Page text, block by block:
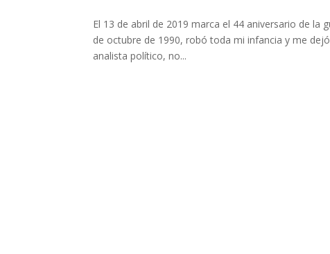
El 13 de abril de 2019 marca el 44 aniversario de la
de octubre de 1990, robó toda mi infancia y me
analista político, no...